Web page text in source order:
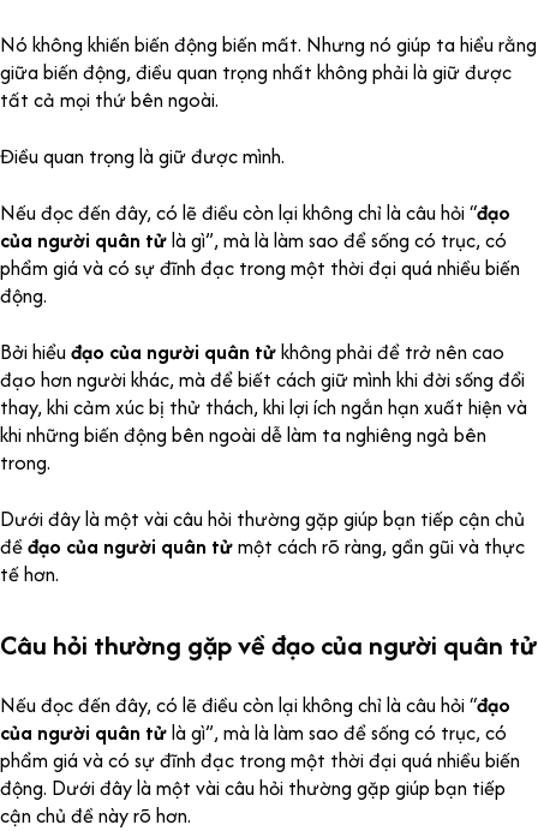
Nó không khiến biến động biến mất. Nhưng nó giúp ta hiểu rằng
giữa biến động, điều quan trọng nhất không phải là giữ được
tất cả mọi thứ bên ngoài.
Điều quan trọng là giữ được mình.
Nếu đọc đến đây, có lẽ điều còn lại không chỉ là câu hỏi “đạo
của người quân tửlà gì”, mà là làm sao để sống có trục, có
phẩm giá và có sự đĩnh đạc trong một thời đại quá nhiều biến
động.
Bởi hiểu đạo của người quân tửkhông phải để trở nên cao
đạo hơn người khác, mà để biết cách giữ mình khi đời sống đổi
thay, khi cảm xúc bị thử thách, khi lợi ích ngắn hạn xuất hiện và
khi những biến động bên ngoài dễ làm ta nghiêng ngả bên
trong.
Dưới đây là một vài câu hỏi thường gặp giúp bạn tiếp cận chủ
đềđạo của người quân tửmột cách rõ ràng, gần gũi và thực
tế hơn.
Câu hỏi thường gặp về đạo của người quân tử
Nếu đọc đến đây, có lẽ điều còn lại không chỉ là câu hỏi “đạo
của người quân tửlà gì”, mà là làm sao để sống có trục, có
phẩm giá và có sự đĩnh đạc trong một thời đại quá nhiều biến
động. Dưới đây là một vài câu hỏi thường gặp giúp bạn tiếp
cận chủ đề này rõ hơn.